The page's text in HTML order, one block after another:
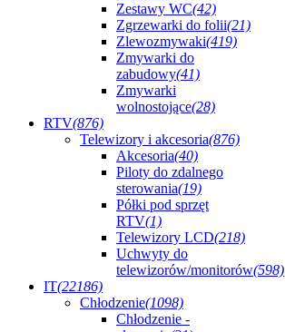
Zestawy WC(42)
Zgrzewarki do folii(21)
Zlewozmywaki(419)
Zmywarki do
zabudowy(41)
Zmywarki
wolnostojące(28)
RTV(876)
Telewizory i akcesoria(876)
Akcesoria(40)
Piloty do zdalnego
sterowania(19)
Półki pod sprzęt
RTV(1)
Telewizory LCD(218)
Uchwyty do
telewizorów/monitorów(598)
IT(22186)
Chłodzenie(1098)
Chłodzenie -